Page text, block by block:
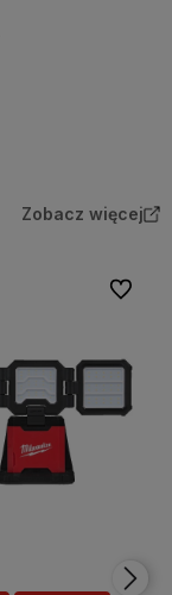
Zobacz więcej
Do